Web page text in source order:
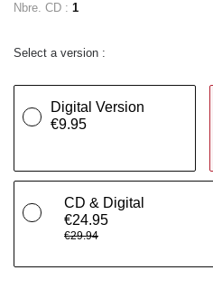
Nbre. CD : 1
Select a version :
Digital Version
€9.95
CD & Digital
€24.95
€29.94